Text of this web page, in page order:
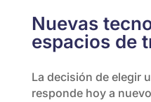
Nuevas
espacios de
La decisión de elegir
responde hoy a